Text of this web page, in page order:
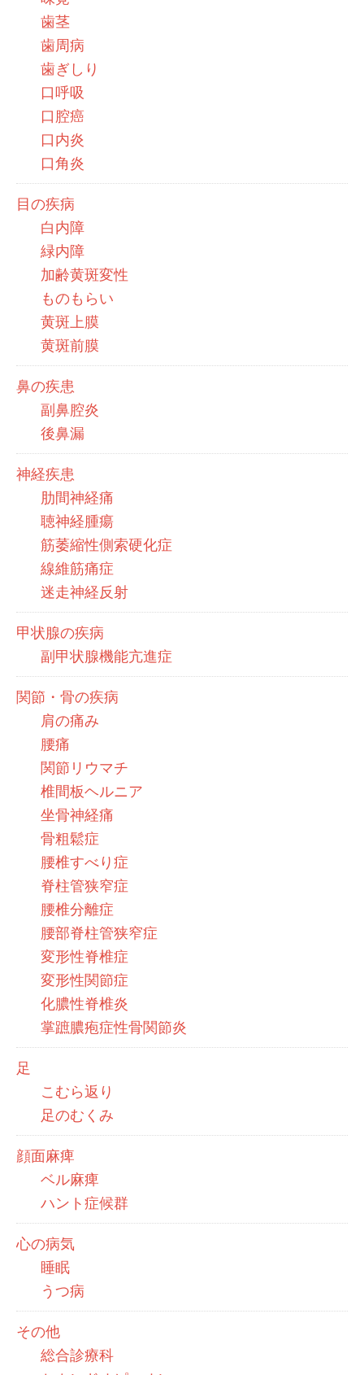
歯茎
歯周病
歯ぎしり
口呼吸
口腔癌
口内炎
口角炎
目の疾病
白内障
緑内障
加齢黄斑変性
ものもらい
黄斑上膜
黄斑前膜
鼻の疾患
副鼻腔炎
後鼻漏
神経疾患
肋間神経痛
聴神経腫瘍
筋萎縮性側索硬化症
線維筋痛症
迷走神経反射
甲状腺の疾病
副甲状腺機能亢進症
関節・骨の疾病
肩の痛み
腰痛
関節リウマチ
椎間板ヘルニア
坐骨神経痛
骨粗鬆症
腰椎すべり症
脊柱管狭窄症
腰椎分離症
腰部脊柱管狭窄症
変形性脊椎症
変形性関節症
化膿性脊椎炎
掌蹠膿疱症性骨関節炎
足
こむら返り
足のむくみ
顔面麻痺
ベル麻痺
ハント症候群
心の病気
睡眠
うつ病
その他
総合診療科